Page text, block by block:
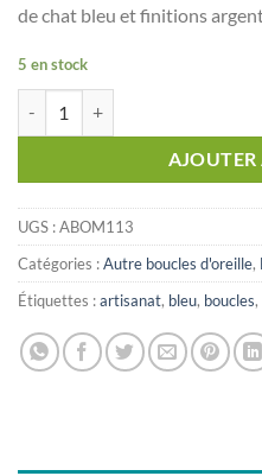
de chat bleu et finitions
5 en stock
AJOUTER
UGS :ABOM113
Catégories :Autre boucles d'oreille,
Étiquettes :artisanat, bleu, boucles,